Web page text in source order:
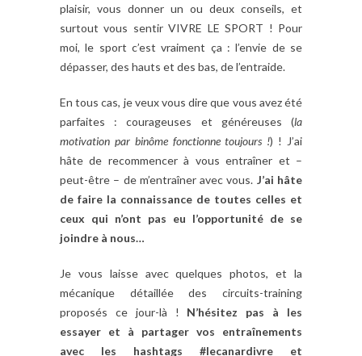
plaisir, vous donner un ou deux conseils, et
surtout vous sentir VIVRE LE SPORT ! Pour
moi, le sport c’est vraiment ça : l’envie de se
dépasser, des hauts et des bas, de l’entraide.
En tous cas, je veux vous dire que vous avez été
parfaites : courageuses et généreuses (la
motivation par binôme fonctionne toujours !) ! J’ai
hâte de recommencer à vous entraîner et –
peut-être – de m’entraîner avec vous. J’ai hâte
de faire la connaissance de toutes celles et
ceux qui n’ont pas eu l’opportunité de se
joindre à nous…
Je vous laisse avec quelques photos, et la
mécanique détaillée des circuits-training
proposés ce jour-là ! N’hésitez pas à les
essayer et à partager vos entraînements
avec les hashtags #lecanardivre et